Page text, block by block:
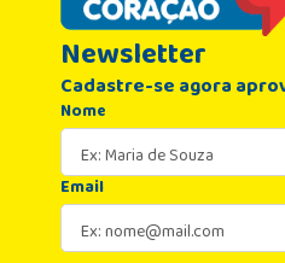
Newsletter
Cadastre-se agora
Nome
Email